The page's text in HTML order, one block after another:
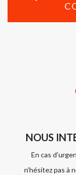
NOUS
En cas
n’hésitez pas à